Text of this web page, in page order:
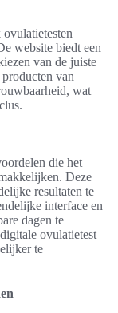
website biedt een
van de juiste
van
wat
die het
Deze
resultaten te
interface en
dagen te
ovulatietest
te